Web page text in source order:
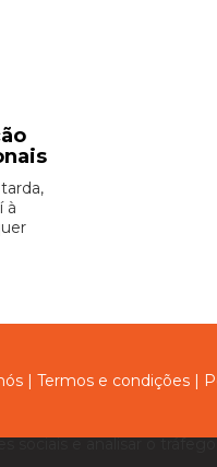
à
| Termos e condições |
sociais e analisar o